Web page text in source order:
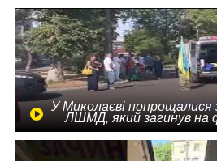
У Миколаєві попрощалися
ЛШМД, який загинув на